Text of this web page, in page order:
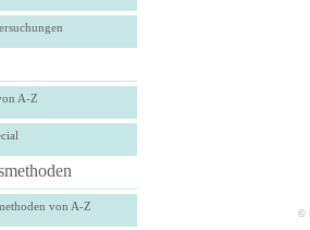
A-Z
von A-Z
©